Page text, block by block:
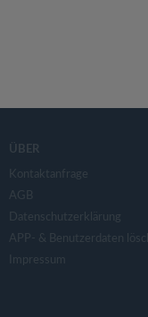
ÜBER
Kontaktanfrage
AGB
Datenschutzerklärung
APP- & Benutzerdaten
Impressum